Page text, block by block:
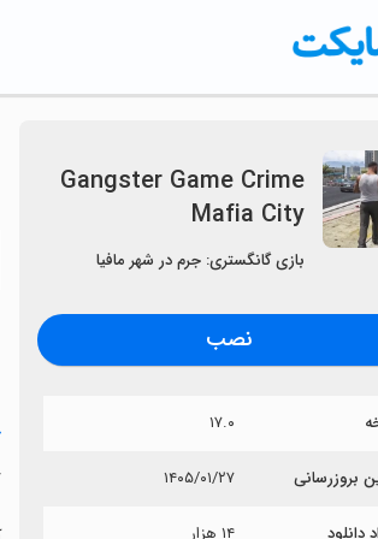
Gangster Game Crime
Mafia City
بازی گانگستری: جرم در شهر مافیا
نصب
۱۷.۰
بروزرسانی ۱۴۰۵/۰۱/۲۷
دانلود ۱۴ هزار